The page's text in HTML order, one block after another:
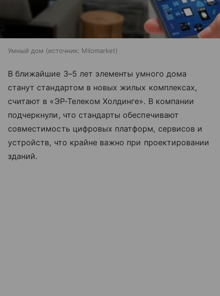
Умный дом источник: Milomarket
В ближайшие 3–5 лет элементы умного дома
станут стандартом в новых жилых комплексах,
считают в «ЭР-Телеком Холдинге». В компании
подчеркнули, что стандарты обеспечивают
совместимость цифровых платформ, сервисов и
устройств, что крайне важно при проектировании
зданий.